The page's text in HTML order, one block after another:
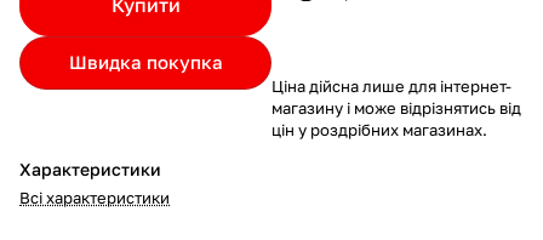
Швидка покупка
Характеристики
Всі характеристики
Якщо ліміт нижчий за вартість товару, невистачаючу суму
потрібно внести Першим внеском
4. Мати достатньо коштів для внесення першої частини платежу
та Першого внеску (у разі потреби)
Ціна дійсна лише для інтернет-
магазину і може відрізнятись від
цін у роздрібних магазинах.